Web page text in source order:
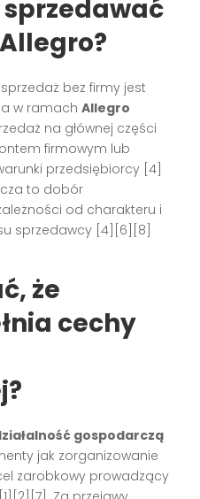
sprzedawać
bez firmy jest
w ramachAllegro
na głównej części
firmowym lub
przedsiębiorcy [4]
to dobór
od charakteru i
sprzedawcy [4][6][8]
że
cechy
gospodarczą
jak zorganizowanie
zarobkowy prowadzący